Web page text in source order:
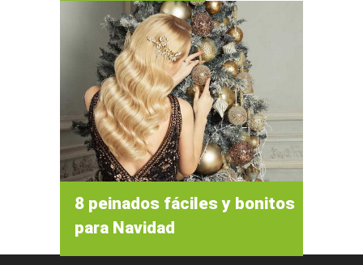
8 peinados fáciles y bonitos
para Navidad